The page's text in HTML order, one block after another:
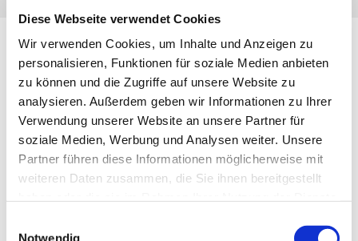
Diese Webseite verwendet Cookies
Wir verwenden Cookies, um Inhalte und Anzeigen zu
personalisieren, Funktionen für soziale Medien anbieten
zu können und die Zugriffe auf unsere Website zu
analysieren. Außerdem geben wir Informationen zu Ihrer
Verwendung unserer Website an unsere Partner für
soziale Medien, Werbung und Analysen weiter. Unsere
Partner führen diese Informationen möglicherweise mit
weiteren Daten zusammen, die Sie ihnen bereitgestellt
Notwendig